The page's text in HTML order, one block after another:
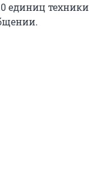
единиц техники